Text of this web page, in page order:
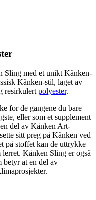
Sling med et unikt Kånken-
Kånken-stil, laget av
resirkulert polyester.
for de gangene du bare
eller som et supplement
del av Kånken Art-
sitt preg på Kånken ved
på stoffet kan de uttrykke
Kånken Sling er også
betyr at en del av